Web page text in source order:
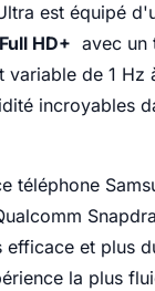
est équipé
HD+ avec un
variable de 1 Hz
incroyables
téléphone
efficace et plus
la plus